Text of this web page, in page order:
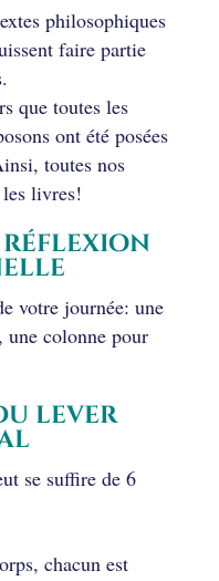
philosophiques
faire partie
que toutes les
ont été posées
toutes nos
les livres!
réflexion
votre journée: une
colonne pour
lever
se suffire de 6
chacun est